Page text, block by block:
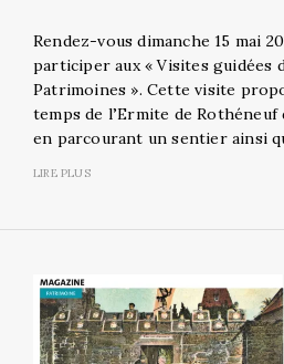
Rendez-vous dimanche 15 mai
participer aux « Visites guidées
Patrimoines ». Cette visite
temps de l’Ermite de Rothéneuf
en parcourant un sentier ainsi
LIRE PLUS